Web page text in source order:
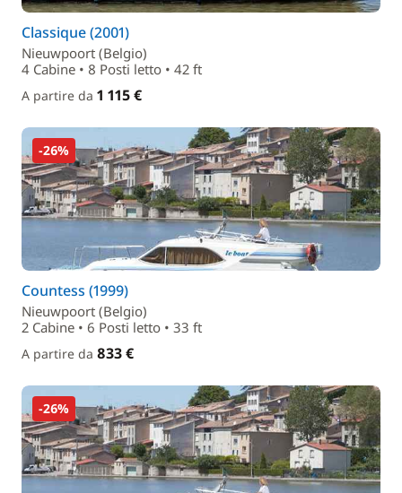
Classique (2001)
Nieuwpoort (Belgio)
4 Cabine • 8 Posti letto • 42 ft
A partire da 1 115 €
-26%
Countess (1999)
Nieuwpoort (Belgio)
2 Cabine • 6 Posti letto • 33 ft
A partire da 833 €
-26%